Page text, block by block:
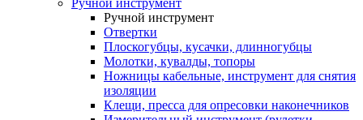
Ручной инструмент
Ручной инструмент
Отвертки
Плоскогубцы, кусачки, длинногубцы
Молотки, кувалды, топоры
Ножницы кабельные, инструмент для снятия
изоляции
Клещи, пресса для опресовки наконечников